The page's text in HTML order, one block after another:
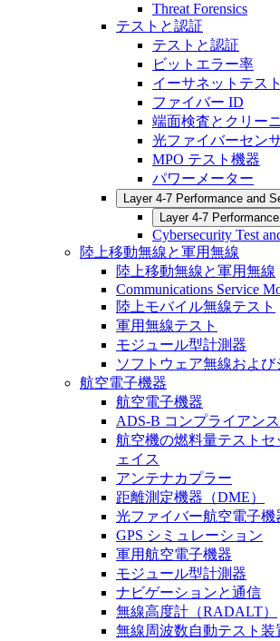
Threat Forensics
テストと認証
テストと認証
ビットエラー率
イーサネットテスト
ファイバー ID
端面検査とクリー
光ファイバーセン
MPO テスト機器
パワーメーター
Layer 4-7 Performance and
Layer 4-7
Cybersecurity Test
陸上移動無線と軍用無線
陸上移動無線と軍用無線
Communications Service
陸上モバイル無線テスト
軍用無線テスト
モジュール型計測器
ソフトウェア無線および
航空電子機器
航空電子機器
ADS-B コンプライアンス
航空機の燃料量テストセ
ェイス
アンテナカプラー
距離測定機器（DME）
光ファイバー航空電子機
GPS シミュレーション
軍用航空電子機器
モジュール型計測器
ナビゲーションと通信
無線高度計（RADALT）
無線周波数自動テスト装